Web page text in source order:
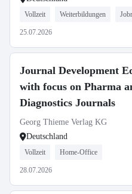
Vollzeit Weiterbildungen
25.07.2026
Journal Development
with focus on Pharma
Diagnostics Journals
Georg Thieme Verlag KG
Deutschland
Vollzeit Home-Office
28.07.2026